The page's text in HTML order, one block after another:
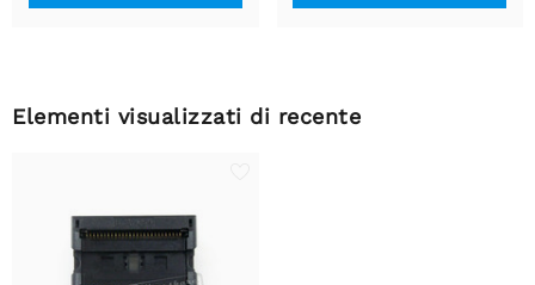
Elementi visualizzati di recente